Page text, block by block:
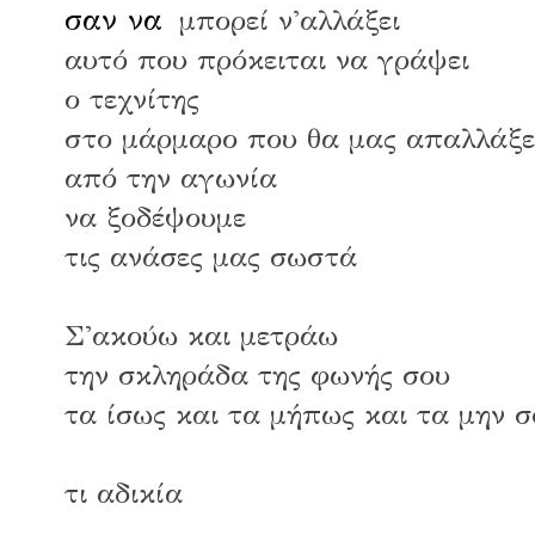
σαν να μπορεί ν'αλλάξει
αυτό που πρόκειται να γράψει
ο τεχνίτης
στο μάρμαρο που θα μας
από την αγωνία
να ξοδέψουμε
τις ανάσες μας σωστά
Σ'ακούω και μετράω
την σκληράδα της φωνής σου
τα ίσως και τα μήπως και τα μην
τι αδικία